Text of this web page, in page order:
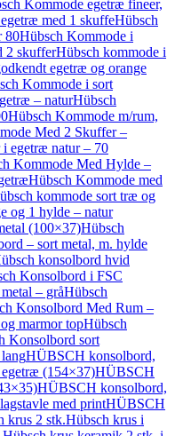
Kommode egetræ fineer,
med 1 skuffeHübsch
80Hübsch Kommode i
2 skufferHübsch kommode i
egetræ og orange
Kommode i sort
– naturHübsch
Hübsch Kommode m/rum,
Med 2 Skuffer –
egetræ natur – 70
Kommode Med Hylde –
Hübsch Kommode med
kommode sort træ og
og 1 hylde – natur
(100×37)Hübsch
– sort metal, m. hylde
konsolbord hvid
Konsolbord i FSC
– gråHübsch
Konsolbord Med Rum –
marmor topHübsch
Konsolbord sort
HÜBSCH konsolbord,
(154×37)HÜBSCH
HÜBSCH konsolbord,
med printHÜBSCH
krus 2 stk.Hübsch krus i